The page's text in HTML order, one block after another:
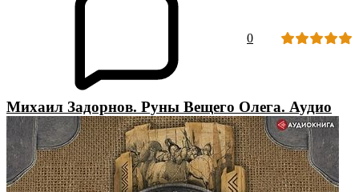
0
Михаил Задорнов. Руны Вещего Олега. Аудио